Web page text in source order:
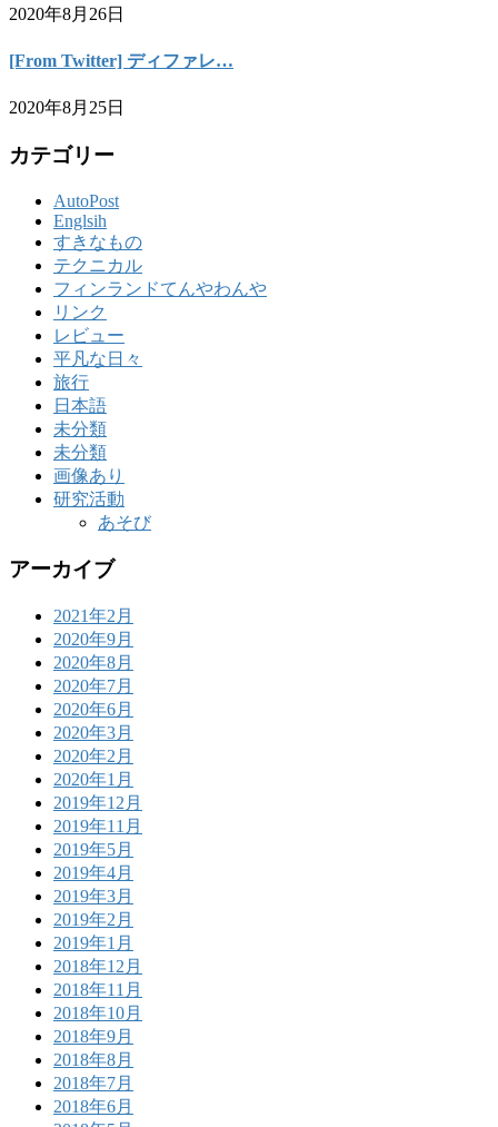
2020年8月26日
[From Twitter] ディファレ…
2020年8月25日
カテゴリー
AutoPost
Englsih
すきなもの
テクニカル
フィンランドてんやわんや
リンク
レビュー
平凡な日々
旅行
日本語
未分類
未分類
画像あり
研究活動
あそび
アーカイブ
2021年2月
2020年9月
2020年8月
2020年7月
2020年6月
2020年3月
2020年2月
2020年1月
2019年12月
2019年11月
2019年5月
2019年4月
2019年3月
2019年2月
2019年1月
2018年12月
2018年11月
2018年10月
2018年9月
2018年8月
2018年7月
2018年6月